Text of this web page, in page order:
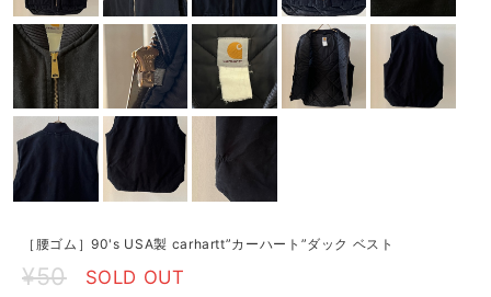
［腰ゴム］90's USA製 carhartt”カーハート”ダック ベスト
¥50 SOLD OUT